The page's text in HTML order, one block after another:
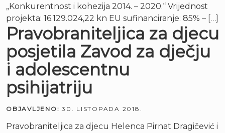
„Konkurentnost i kohezija 2014. – 2020.“ Vrijednost
projekta: 16.129.024,22 kn EU sufinanciranje: 85% – […]
Pravobraniteljica za djecu
posjetila Zavod za dječju
i adolescentnu
psihijatriju
OBJAVLJENO: 30. LISTOPADA 2018.
Pravobraniteljica za djecu Helenca Pirnat Dragičević i